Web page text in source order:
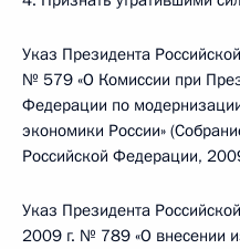
Указ Президента
№ 579 «О Комиссии при
Федерации по
экономики России»
Российской Федерации,
Указ Президента
2009 г. № 789 «О внесении